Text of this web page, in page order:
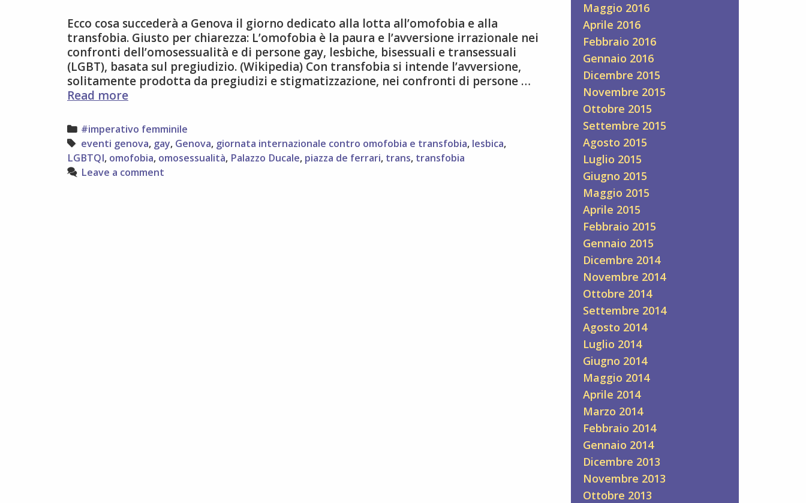
Ecco cosa succederà a Genova il giorno dedicato alla lotta all’omofobia e alla
transfobia. Giusto per chiarezza: L’omofobia è la paura e l’avversione irrazionale nei
confronti dell’omosessualità e di persone gay, lesbiche, bisessuali e transessuali
(LGBT), basata sul pregiudizio. (Wikipedia) Con transfobia si intende l’avversione,
solitamente prodotta da pregiudizi e stigmatizzazione, nei confronti di persone …
Read more17
Giornata
internazionale
contro
l’omofobia
e
Categories
#imperativo femminile
Tags
eventi genova, gay, Genova, giornata internazionale contro omofobia e transfobia, lesbica,
LGBTQI, omofobia, omosessualità, Palazzo Ducale, piazza de ferrari, trans, transfobia
Leave a comment
Maggio 2016
Aprile 2016
Febbraio 2016
Gennaio 2016
Dicembre 2015
Novembre 2015
Ottobre 2015
Settembre 2015
Agosto 2015
Luglio 2015
Giugno 2015
Maggio 2015
Aprile 2015
Febbraio 2015
Gennaio 2015
Dicembre 2014
Novembre 2014
Ottobre 2014
Settembre 2014
Agosto 2014
Luglio 2014
Giugno 2014
Maggio 2014
Aprile 2014
Marzo 2014
Febbraio 2014
Gennaio 2014
Dicembre 2013
Novembre 2013
Ottobre 2013